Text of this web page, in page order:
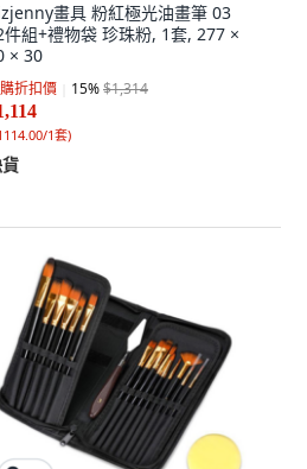
畫具 粉紅極光油畫筆 03
件組+禮物袋 珍珠粉, 1套, 277 ×
× 30
折扣價 15%$1,314
1套)